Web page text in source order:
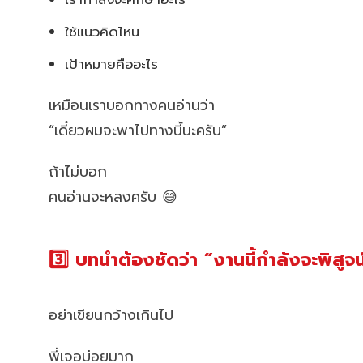
ใช้แนวคิดไหน
เป้าหมายคืออะไร
เหมือนเราบอกทางคนอ่านว่า
“เดี๋ยวผมจะพาไปทางนี้นะครับ”
ถ้าไม่บอก
คนอ่านจะหลงครับ 😅
3️⃣ บทนำต้องชัดว่า “งานนี้กำลังจะพิสูจ
อย่าเขียนกว้างเกินไป
พี่เจอบ่อยมาก